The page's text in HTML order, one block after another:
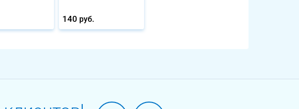
140 руб.